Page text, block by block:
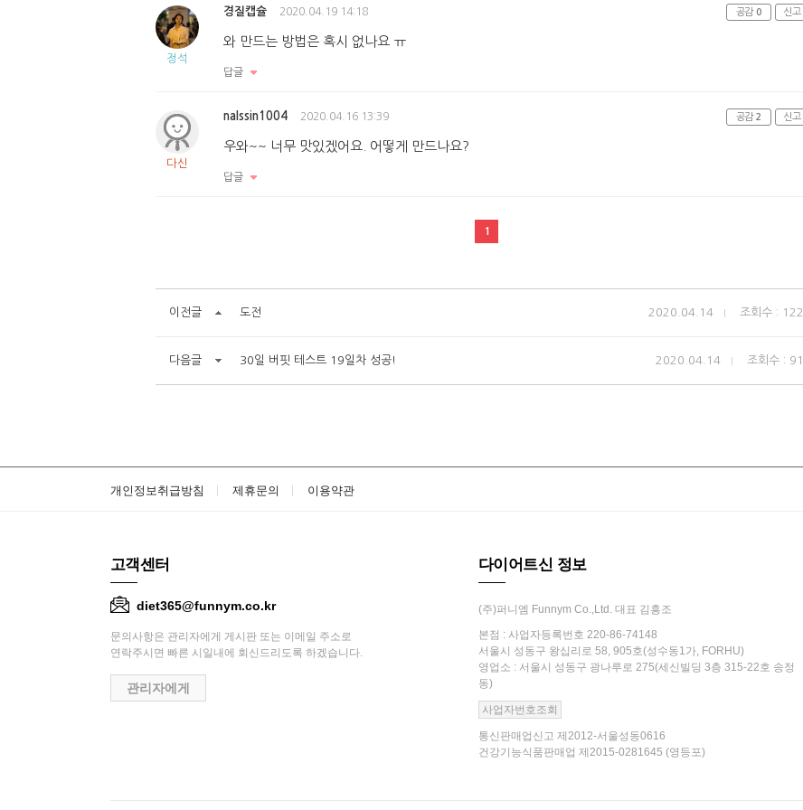
정석
경질캡슐 2020.04.19 14:18
와 만드는 방법은 혹시 없나요 ㅠ
답글
공감 0 신고
다신
nalssin1004 2020.04.16 13:39
우와~~ 너무 맛있겠어요. 어떻게 만드나요?
답글
공감2 신고
1
이전글 도전 2020.04.14 조회수 : 122
다음글 30일 버핏 테스트 19일차 성공! 2020.04.14 조회수 : 91
개인정보취급방침 제휴문의 이용약관
고객센터
diet365@funnym.co.kr
문의사항은 관리자에게 게시판 또는 이메일 주소로
연락주시면 빠른 시일내에 회신드리도록 하겠습니다.
관리자에게
다이어트신 정보
(주)퍼니엠 Funnym Co.,Ltd. 대표 김흥조
본점 : 사업자등록번호 220-86-74148
서울시 성동구 왕십리로 58, 905호(성수동1가, FORHU)
영업소 : 서울시 성동구 광나루로 275(세신빌딩 3층 315-22호 송정
동)
사업자번호조회
통신판매업신고 제2012-서울성동0616
건강기능식품판매업 제2015-0281645 (영등포)